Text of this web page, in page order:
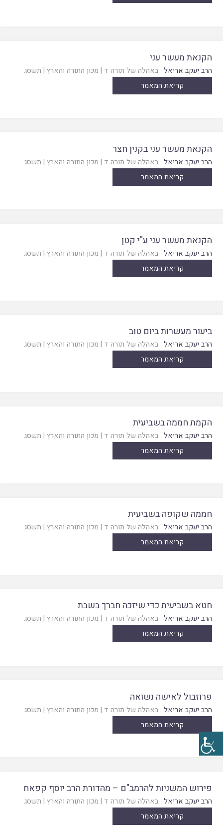
הקנאת מעשר עני
הרב יעקב אריאל באהלה של תורה ד | מכון התורה והארץ | תשסג
קריאת המאמר
הקנאת מעשר עני בקנין חצר
הרב יעקב אריאל באהלה של תורה ד | מכון התורה והארץ | תשסג
קריאת המאמר
הקנאת מעשר עני ע"י קטן
הרב יעקב אריאל באהלה של תורה ד | מכון התורה והארץ | תשסג
קריאת המאמר
ביעור מעשרות ביום טוב
הרב יעקב אריאל באהלה של תורה ד | מכון התורה והארץ | תשסג
קריאת המאמר
הקמת חממה בשביעית
הרב יעקב אריאל באהלה של תורה ד | מכון התורה והארץ | תשסג
קריאת המאמר
חממה שקופה בשביעית
הרב יעקב אריאל באהלה של תורה ד | מכון התורה והארץ | תשסג
קריאת המאמר
חטא בשביעית כדי שיזכה חברך בשבת
הרב יעקב אריאל באהלה של תורה ד | מכון התורה והארץ | תשסג
קריאת המאמר
פרוזבול לאישה נשואה
הרב יעקב אריאל באהלה של תורה ד | מכון התורה והארץ | תשסג
קריאת המאמר
פירוש המשניות להרמב"ם – מהדורת הרב יוסף קפאח
הרב יעקב אריאל באהלה של תורה ד | מכון התורה והארץ | תשסג
קריאת המאמר